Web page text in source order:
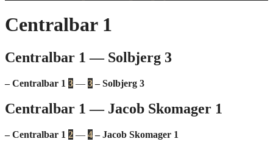
Centralbar 1
Centralbar 1 — Solbjerg 3
– Centralbar 1 3 — 3 – Solbjerg 3
Centralbar 1 — Jacob Skomager 1
– Centralbar 1 2 — 4 – Jacob Skomager 1